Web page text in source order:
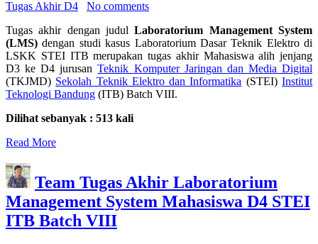
Tugas Akhir D4
No comments
Tugas akhir dengan judulLaboratorium Management System
(LMS) dengan studi kasus Laboratorium Dasar Teknik Elektro di
LSKK STEI ITB merupakan tugas akhir Mahasiswa alih jenjang
D3 ke D4 jurusanTeknik Komputer Jaringan dan Media Digital
(TKJMD) Sekolah Teknik Elektro dan Informatika (STEI)Institut
Teknologi Bandung (ITB) Batch VIII.
Dilihat sebanyak : 513 kali
Read More
Team Tugas Akhir Laboratorium
Management System Mahasiswa D4 STEI
ITB Batch VIII